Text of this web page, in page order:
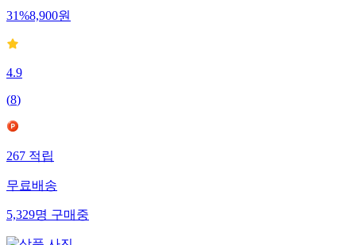
31%8,900원
4.9
(8)
267 적립
무료배송
5,329명 구매중